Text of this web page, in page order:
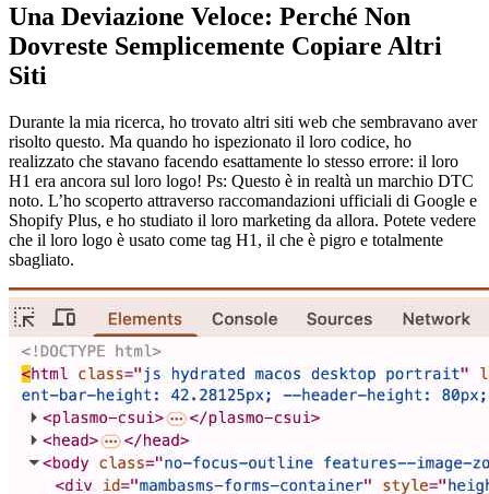
Una Deviazione Veloce: Perché Non
Dovreste Semplicemente Copiare Altri
Siti
Durante la mia ricerca, ho trovato altri siti web che sembravano aver
risolto questo. Ma quando ho ispezionato il loro codice, ho
realizzato che stavano facendo esattamente lo stesso errore: il loro
H1 era ancora sul loro logo! Ps: Questo è in realtà un marchio DTC
noto. L’ho scoperto attraverso raccomandazioni ufficiali di Google e
Shopify Plus, e ho studiato il loro marketing da allora. Potete vedere
che il loro logo è usato come tag H1, il che è pigro e totalmente
sbagliato.